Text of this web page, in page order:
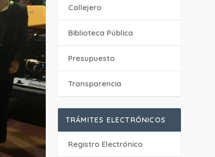
Callejero
Biblioteca Pública
Presupuesto
Transparencia
TRÁMITES ELECTRÓNICOS
Registro Electrónico